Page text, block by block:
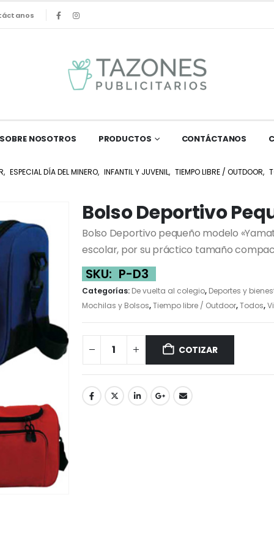
SOBRE NOSOTROS PRODUCTOS CONTÁCTANOS
, ESPECIAL DÍA DEL MINERO, INFANTIL Y JUVENIL, TIEMPO LIBRE / OUTDOOR,
Bolso Deportivo
Bolso Deportivo pequeño modelo
escolar, por su práctico tamaño
SKU: P-D3
Categorías: De vuelta al colegio, Deportes y
Mochilas y Bolsos,Tiempo libre / Outdoor,Todos,
COTIZAR